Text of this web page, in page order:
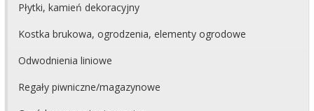
Płytki, kamień dekoracyjny
Kostka brukowa, ogrodzenia, elementy ogrodowe
Odwodnienia liniowe
Regały piwniczne/magazynowe